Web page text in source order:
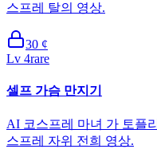
스프레 탈의 영상.
30 ¢
Lv 4rare
셀프 가슴 만지기
AI 코스프레 마녀 가 토플
스프레 자위 전희 영상.